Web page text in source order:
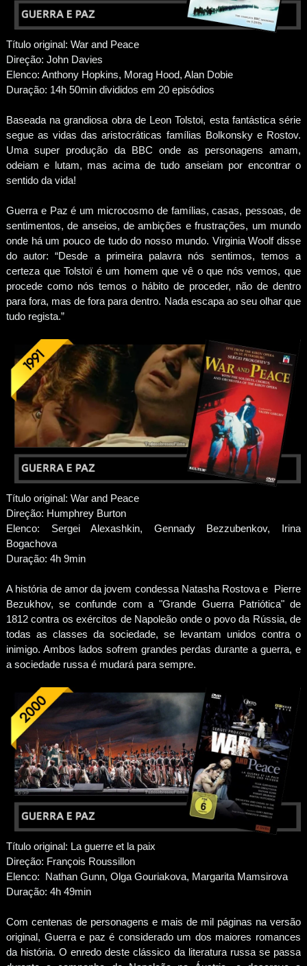
Título original: War and Peace
Direção: John Davies
Elenco: Anthony Hopkins, Morag Hood, Alan Dobie
Duração: 14h 50min divididos em 20 episódios
Baseada na grandiosa obra de Leon Tolstoi, esta fantástica série
segue as vidas das aristocráticas famílias Bolkonsky e Rostov.
Uma super produção da BBC onde as personagens amam,
odeiam e lutam, mas acima de tudo anseiam por encontrar o
sentido da vida!
Guerra e Paz é um microcosmo de famílias, casas, pessoas, de
sentimentos, de anseios, de ambições e frustrações, um mundo
onde há um pouco de tudo do nosso mundo. Virginia Woolf disse
do autor: “Desde a primeira palavra nós sentimos, temos a
certeza que Tolstoï é um homem que vê o que nós vemos, que
procede como nós temos o hábito de proceder, não de dentro
para fora, mas de fora para dentro. Nada escapa ao seu olhar que
tudo regista.”
Título original: War and Peace
Direção: Humphrey Burton
Elenco: Sergei Alexashkin, Gennady Bezzubenkov, Irina
Bogachova
Duração: 4h 9min
A história de amor da jovem condessa Natasha Rostova e Pierre
Bezukhov, se confunde com a "Grande Guerra Patriótica" de
1812 contra os exércitos de Napoleão onde o povo da Rússia, de
todas as classes da sociedade, se levantam unidos contra o
inimigo. Ambos lados sofrem grandes perdas durante a guerra, e
a sociedade russa é mudará para sempre.
Título original: La guerre et la paix
Direção: François Roussillon
Elenco: Nathan Gunn, Olga Gouriakova, Margarita Mamsirova
Duração: 4h 49min
Com centenas de personagens e mais de mil páginas na versão
original, Guerra e paz é considerado um dos maiores romances
da história. O enredo deste clássico da literatura russa se passa